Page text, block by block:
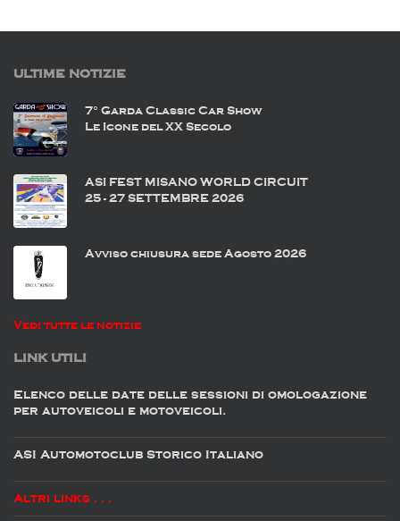
ULTIME NOTIZIE
7° Garda Classic Car Show
Le Icone del XX Secolo
ASI FEST MISANO WORLD CIRCUIT
25 - 27 SETTEMBRE 2026
Avviso chiusura sede Agosto 2026
Vedi tutte le notizie
LINK UTILI
Elenco delle date delle sessioni di omologazione
per autoveicoli e motoveicoli.
ASI Automotoclub Storico Italiano
Altri links . . .